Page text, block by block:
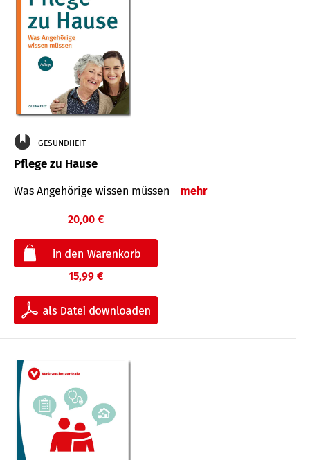
GESUNDHEIT
Pflege zu Hause
Was Angehörige wissen müssen mehr
20,00 €
15,99 €